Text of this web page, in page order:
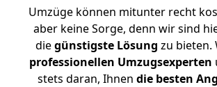
Umzüge können mitunter recht
aber keine Sorge, denn wir sind
diegünstigste Lösung zu bieten.
professionellen Umzugsexperten
stets daran, Ihnen die besten